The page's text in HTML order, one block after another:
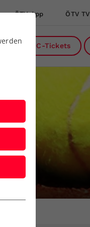
ÖTV App ÖTV TV
DC-Tickets